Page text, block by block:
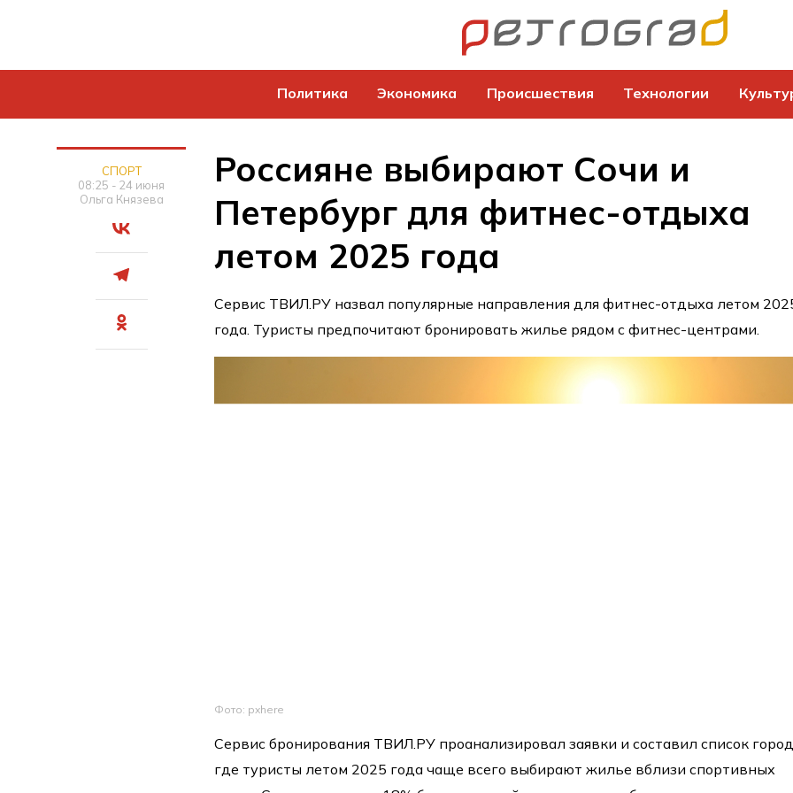
Политика Экономика Происшествия Технологии
СПОРТ
08:25 - 24 июня
Ольга Князева
Россияне выбирают Сочи и
Петербург для фитнес-отдыха
летом 2025 года
Сервис ТВИЛ.РУ назвал популярные направления для фитнес-отдыха летом
года. Туристы предпочитают бронировать жилье рядом с фитнес-центрами.
Фото: pxhere
Сервис бронирования ТВИЛ.РУ проанализировал заявки и составил список
где туристы летом 2025 года чаще всего выбирают жилье вблизи спортивных